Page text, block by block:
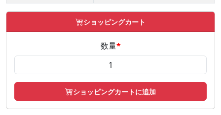
ショッピングカート
数量*
ショッピングカートに追加